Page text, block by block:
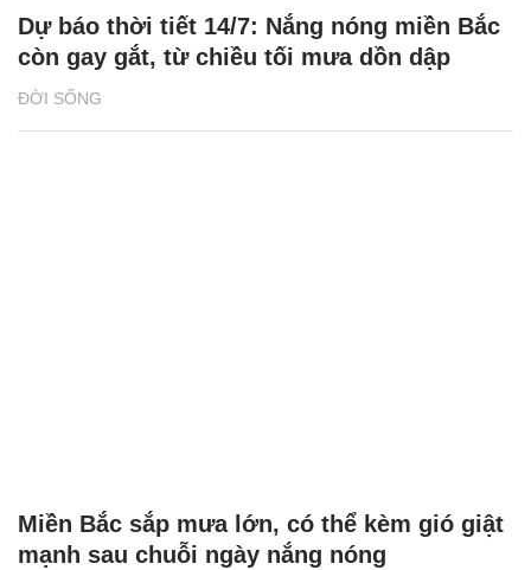
ĐỜI SỐNG
Dự báo thời tiết 14/7: Nắng nóng miền Bắc
còn gay gắt, từ chiều tối mưa dồn dập
Miền Bắc sắp mưa lớn, có thể kèm gió giật
mạnh sau chuỗi ngày nắng nóng